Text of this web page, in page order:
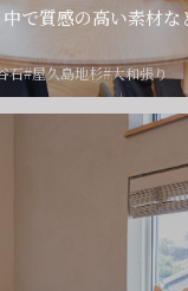
で質感の高い素材な
石#屋久島地杉#大和張り